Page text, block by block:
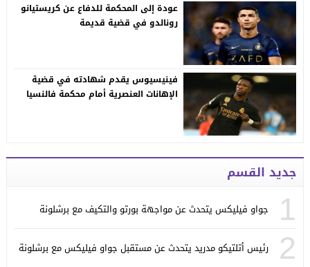
عودة إلى المحكمة للدفاع عن كريستيانو
رونالدو في قضية قديمة
فينيسيوس يقدم شهادته في قضية
الإهانات العنصرية أمام محكمة فالنسيا
جديد القسم
1 جواو فيليكس يتحدث عن مواجهة بورتو والتكيف مع برشلونة
2 رئيس أتلتيكو مدريد يتحدث عن مستقبل جواو فيليكس مع برشلونة